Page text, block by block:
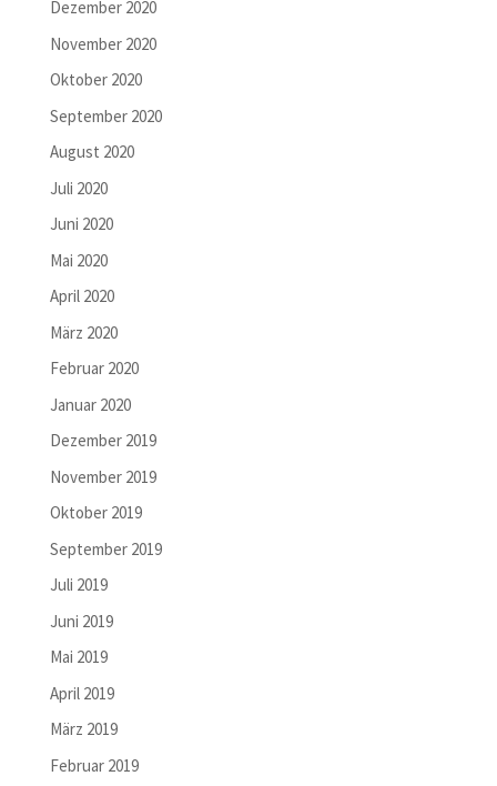
Dezember 2020
November 2020
Oktober 2020
September 2020
August 2020
Juli 2020
Juni 2020
Mai 2020
April 2020
März 2020
Februar 2020
Januar 2020
Dezember 2019
November 2019
Oktober 2019
September 2019
Juli 2019
Juni 2019
Mai 2019
April 2019
März 2019
Februar 2019